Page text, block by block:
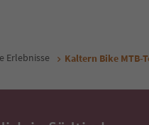
Erlebnisse Kaltern Bike MTB-